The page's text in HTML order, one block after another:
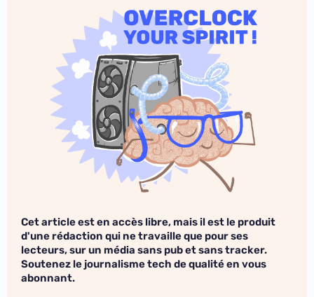
Cet article est en accès libre, mais il est le produit
d'une rédaction qui ne travaille que pour ses
lecteurs, sur un média sans pub et sans tracker.
Soutenez le journalisme tech de qualité en vous
abonnant.